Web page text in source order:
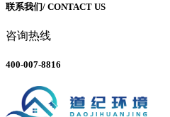
联系我们/ CONTACT US
咨询热线
400-007-8816